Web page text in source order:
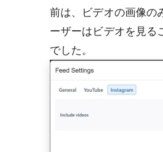
前は、ビデオの画像の
ーザーはビデオを見る
でした。